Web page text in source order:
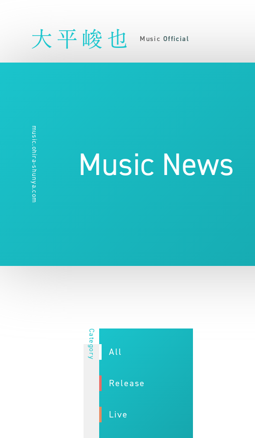
大平峻也 Music Official
Music News
music.ohira-shunya.com
All
Release
Live